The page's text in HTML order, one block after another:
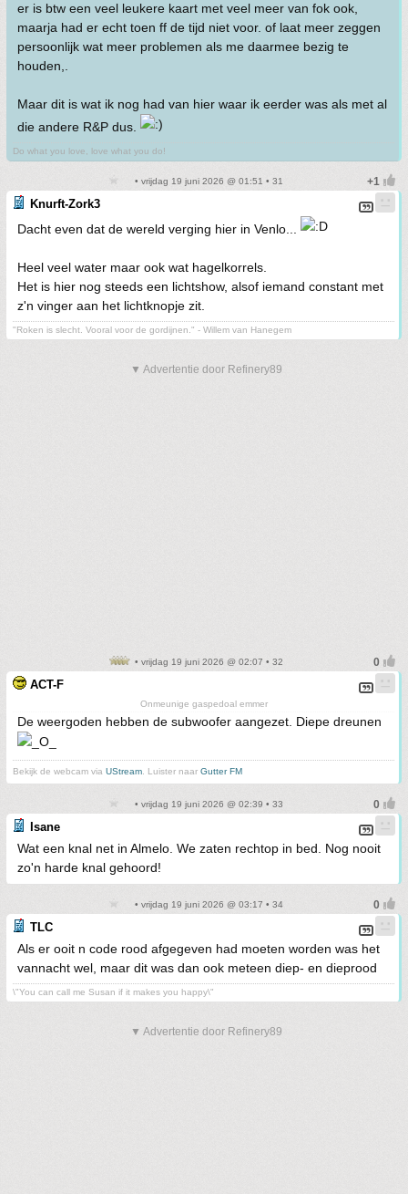
er is btw een veel leukere kaart met veel meer van fok ook,
maarja had er echt toen ff de tijd niet voor. of laat meer zeggen
persoonlijk wat meer problemen als me daarmee bezig te
houden,.
Maar dit is wat ik nog had van hier waar ik eerder was als met al
die andere R&P dus.
Do what you love, love what you do!
• vrijdag 19 juni 2026 @ 01:51 • 31
Knurft-Zork3
Dacht even dat de wereld verging hier in Venlo...
Heel veel water maar ook wat hagelkorrels.
Het is hier nog steeds een lichtshow, alsof iemand constant met
z'n vinger aan het lichtknopje zit.
"Roken is slecht. Vooral voor de gordijnen." - Willem van Hanegem
▼ Advertentie door Refinery89
• vrijdag 19 juni 2026 @ 02:07 • 32
ACT-F
Onmeunige gaspedoal emmer
De weergoden hebben de subwoofer aangezet. Diepe dreunen
Bekijk de webcam via UStream . Luister naar Gutter FM
• vrijdag 19 juni 2026 @ 02:39 • 33
Isane
Wat een knal net in Almelo. We zaten rechtop in bed. Nog nooit
zo'n harde knal gehoord!
• vrijdag 19 juni 2026 @ 03:17 • 34
TLC
Als er ooit n code rood afgegeven had moeten worden was het
vannacht wel, maar dit was dan ook meteen diep- en dieprood
\"You can call me Susan if it makes you happy\"
▼ Advertentie door Refinery89